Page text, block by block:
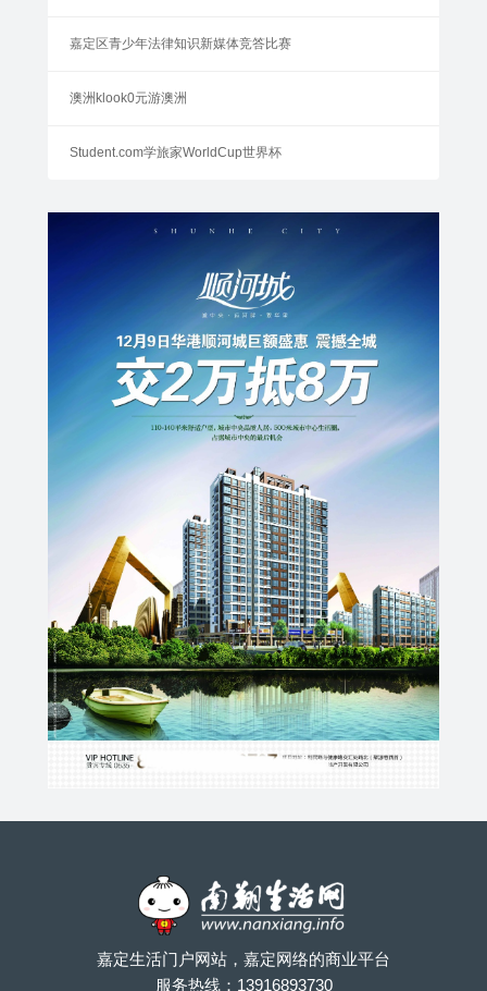
嘉定区青少年法律知识新媒体竞答比赛
澳洲klook0元游澳洲
Student.com学旅家WorldCup世界杯
嘉定生活门户网站，嘉定网络的商业平台
服务热线： 13916893730